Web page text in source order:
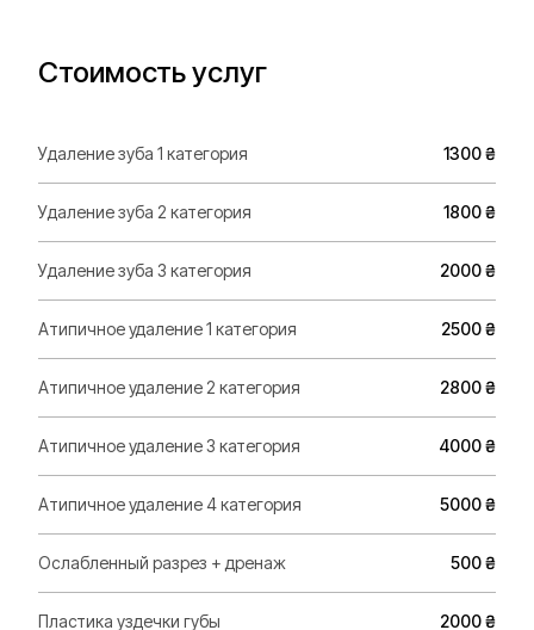
Стоимость услуг
Удаление зуба 1 категория 1300 ₴
Удаление зуба 2 категория 1800 ₴
Удаление зуба 3 категория 2000 ₴
Атипичное удаление 1 категория 2500 ₴
Атипичное удаление 2 категория 2800 ₴
Атипичное удаление 3 категория 4000 ₴
Атипичное удаление 4 категория 5000 ₴
Ослабленный разрез + дренаж 500 ₴
Пластика уздечки губы 2000 ₴